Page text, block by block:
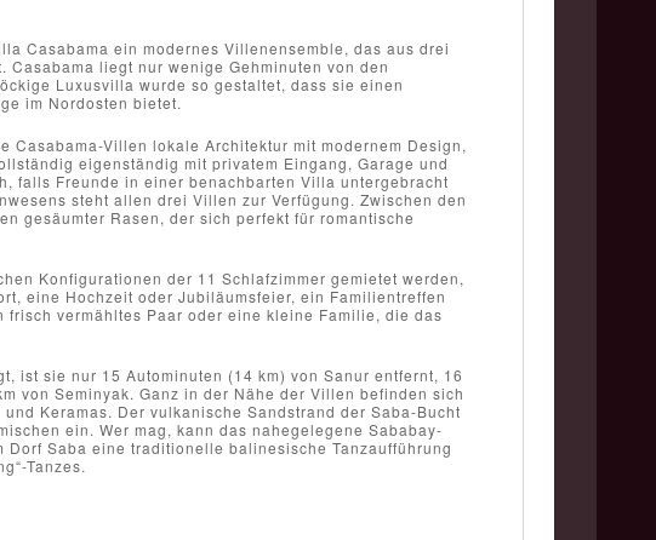
Casabama ein modernes Villenensemble, das aus drei
liegt nur wenige Gehminuten von den
Luxusvilla wurde so gestaltet, dass sie einen
im Nordosten bietet.
Villen lokale Architektur mit modernem Design,
eigenständig mit privatem Eingang, Garage und
falls Freunde in einer benachbarten Villa untergebracht
steht allen drei Villen zur Verfügung. Zwischen den
gesäumter Rasen, der sich perfekt für romantische
Konfigurationen der 11 Schlafzimmer gemietet werden,
eine Hochzeit oder Jubiläumsfeier, ein Familientreffen
vermähltes Paar oder eine kleine Familie, die das
ist sie nur 15 Autominuten (14 km) von Sanur entfernt, 16
von Seminyak. Ganz in der Nähe der Villen befinden sich
Keramas. Der vulkanische Sandstrand der Saba-Bucht
ein. Wer mag, kann das nahegelegene Sababay-
Saba eine traditionelle balinesische Tanzaufführung
Tanzes.